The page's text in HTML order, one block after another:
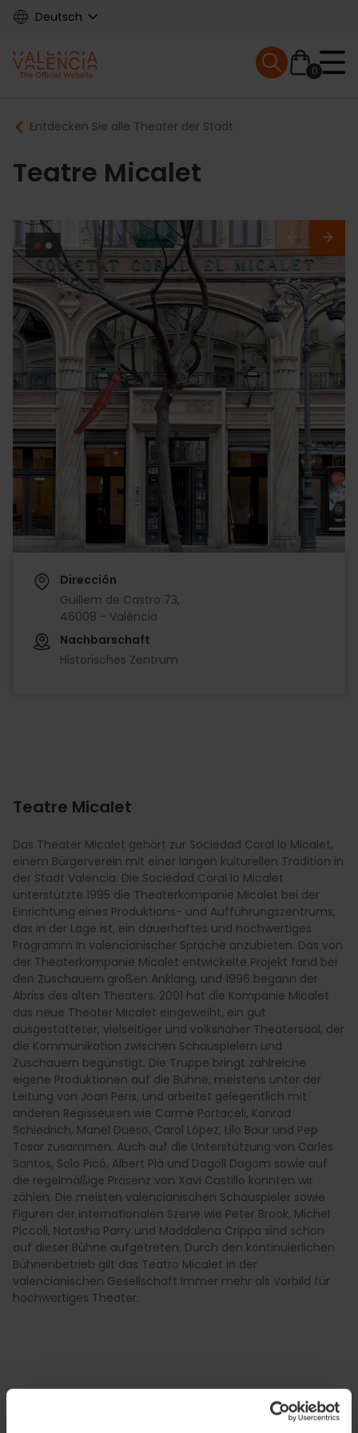
Skip
content
Deutsch
Main
navigation
0
Mobile menu
Breadcrumb
Entdecken Sie alle Theater der Stadt
Teatre Micalet
Dirección
Guillem de Castro 73,
46008 - València
Nachbarschaft
Historisches Zentrum
Teatre Micalet
Das Theater Micalet gehört zur Sociedad Coral lo Micalet,
einem Bürgerverein mit einer langen kulturellen Tradition in
der Stadt Valencia. Die Sociedad Coral lo Micalet
unterstützte 1995 die Theaterkompanie Micalet bei der
Einrichtung eines Produktions- und Aufführungszentrums,
das in der Lage ist, ein dauerhaftes und hochwertiges
Programm in valencianischer Sprache anzubieten. Das von
der Theaterkompanie Micalet entwickelte Projekt fand bei
den Zuschauern großen Anklang, und 1996 begann der
Abriss des alten Theaters. 2001 hat die Kompanie Micalet
das neue Theater Micalet eingeweiht, ein gut
ausgestatteter, vielseitiger und volksnaher Theatersaal, der
die Kommunikation zwischen Schauspielern und
Zuschauern begünstigt. Die Truppe bringt zahlreiche
eigene Produktionen auf die Bühne, meistens unter der
Leitung von Joan Peris, und arbeitet gelegentlich mit
anderen Regisseuren wie Carme Portaceli, Konrad
Schiedrich, Manel Dueso, Carol López, Lilo Baur und Pep
Tosar zusammen. Auch auf die Unterstützung von Carles
Santos, Solo Picó, Albert Plà und Dagoll Dagom sowie auf
die regelmäßige Präsenz von Xavi Castillo konnten wir
zählen. Die meisten valencianischen Schauspieler sowie
Figuren der internationalen Szene wie Peter Brook, Michel
Piccoli, Natasha Parry und Maddalena Crippa sind schon
auf dieser Bühne aufgetreten. Durch den kontinuierlichen
Bühnenbetrieb gilt das Teatro Micalet in der
valencianischen Gesellschaft immer mehr als Vorbild für
hochwertiges Theater.